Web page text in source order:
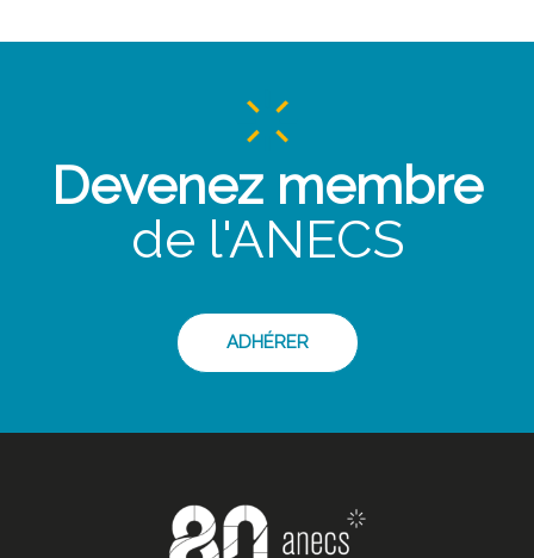
Devenez membre
de l'ANECS
ADHÉRER